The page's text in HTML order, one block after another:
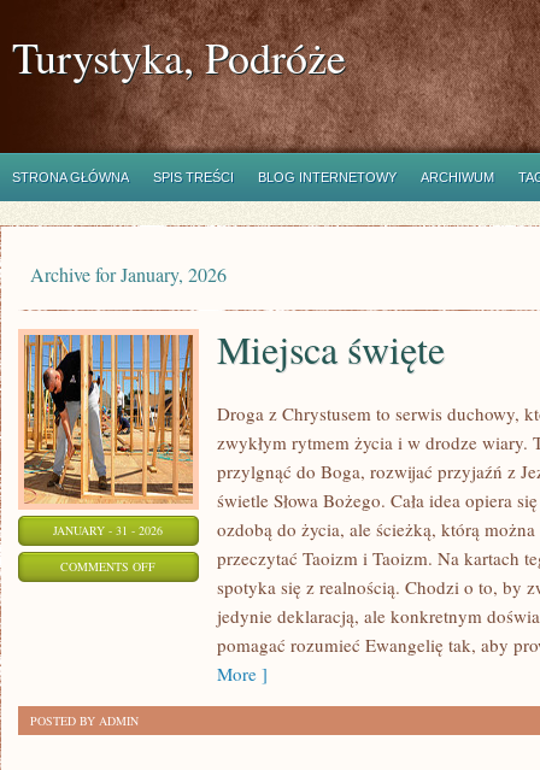
Turystyka, Podróże
STRONA GŁÓWNA SPIS TREŚCI BLOG INTERNETOWY ARCHIWUM
Archive for January, 2026
JANUARY - 31 - 2026
COMMENTS OFFON
Miejsca święte
Droga z Chrystusem to serwis duchowy,
zwykłym rytmem życia i w drodze wiary.
przylgnąć do Boga, rozwijać przyjaźń z
świetle Słowa Bożego. Cała idea opiera
ozdobą do życia, ale ścieżką, którą
przeczytać Taoizm i Taoizm. Na kartach
spotyka się z realnością. Chodzi o to, by
jedynie deklaracją, ale konkretnym
pomagać rozumieć Ewangelię tak, aby
More ]
POSTED BY ADMIN